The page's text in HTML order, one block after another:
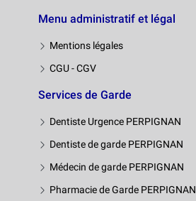
Menu administratif et légal
Mentions légales
CGU - CGV
Services de Garde
Dentiste Urgence PERPIGNAN
Dentiste de garde PERPIGNAN
Médecin de garde PERPIGNAN
Pharmacie de Garde PERPIGNAN